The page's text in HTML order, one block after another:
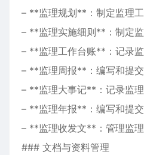
– **监理规划**：制定监理工
– **监理实施细则**：制定监
– **监理工作台账**：记录监
– **监理周报**：编写和提交
– **监理大事记**：记录监理
– **监理年报**：编写和提交
– **监理收发文**：管理监理
### 文档与资料管理